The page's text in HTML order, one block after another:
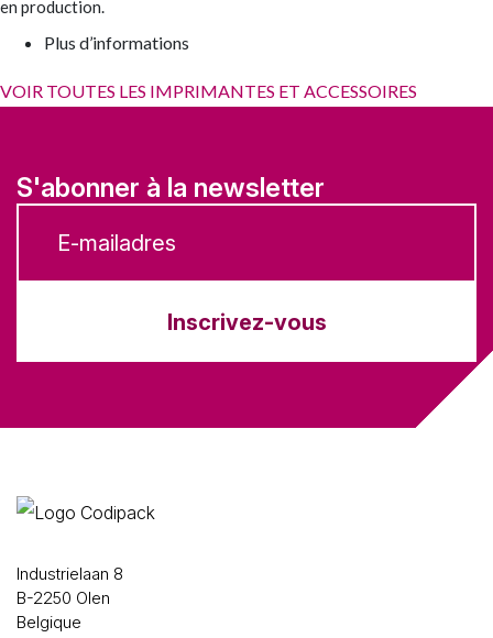
en production.
Plus d’informations
VOIR TOUTES LES IMPRIMANTES ET ACCESSOIRES
S'abonner à la newsletter
Inscrivez-vous
Industrielaan 8
B-2250 Olen
Belgique